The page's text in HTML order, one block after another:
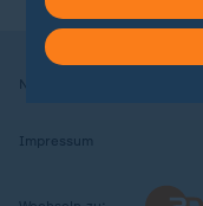
Nutzungsbedingungen
Impressum
Hier findest du
Weitere